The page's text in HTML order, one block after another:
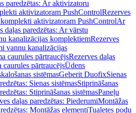
paredzētas: Ar aktivizatoru
aktivizatoram PushControlRezerves
komplekti aktivizatoram PushControlAr
daļas paredzētas: Ar vārstu
kanalizācijas komplektiemRezerves
vannu kanalizācijas
caurules pārtraucējsRezerves daļas
caurules pārtraucējsŪdens
sistēmasGeberit DuofixSienas
Sienas sistēmasStiprināšanas
Stiprināšanas sistēmasPaneļu
daļas paredzētas: PiederumiMontāžas
Montāžas elementiTualetes podu